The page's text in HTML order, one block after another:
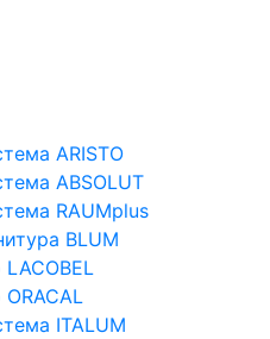
ARISTO
ABSOLUT
RAUMplus
BLUM
ITALUM